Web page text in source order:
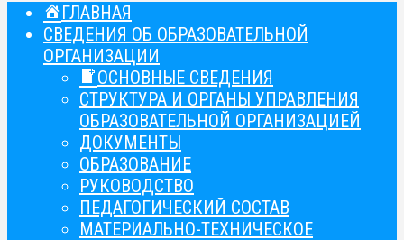
ГЛАВНАЯ
СВЕДЕНИЯ ОБ ОБРАЗОВАТЕЛЬНОЙ
ОРГАНИЗАЦИИ
ОСНОВНЫЕ СВЕДЕНИЯ
СТРУКТУРА И ОРГАНЫ УПРАВЛЕНИЯ
ОБРАЗОВАТЕЛЬНОЙ ОРГАНИЗАЦИЕЙ
ДОКУМЕНТЫ
ОБРАЗОВАНИЕ
РУКОВОДСТВО
ПЕДАГОГИЧЕСКИЙ СОСТАВ
МАТЕРИАЛЬНО-ТЕХНИЧЕСКОЕ